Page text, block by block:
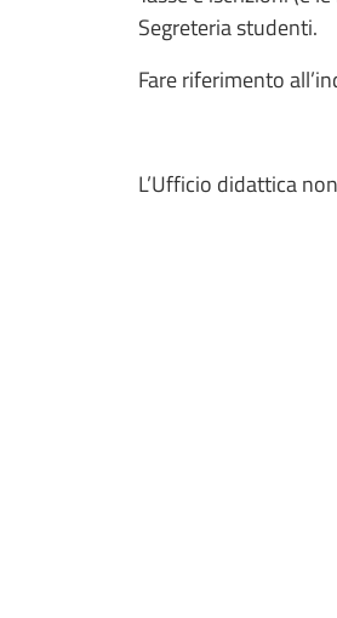
Segreteria studenti.
Fare riferimento
L’Ufficio didattica